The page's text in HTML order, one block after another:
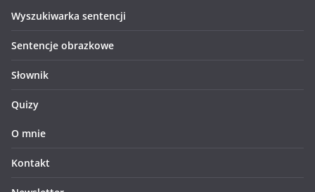
Wyszukiwarka sentencji
Sentencje obrazkowe
Słownik
Quizy
O mnie
Kontakt